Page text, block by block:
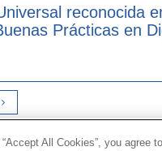
reconocida
Prácticas en
All Cookies”, you agree